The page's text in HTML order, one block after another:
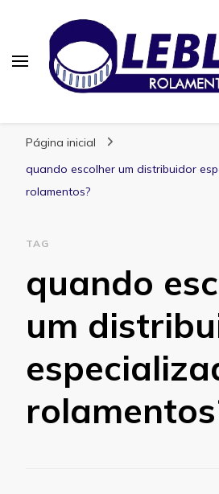
Página inicial
quando escolher um distribuidor
rolamentos?
TAG
quando
um